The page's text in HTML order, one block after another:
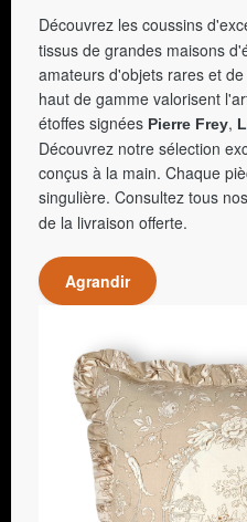
Découvrez les coussins
tissus de grandes maisons
amateurs d'objets rares et
haut de gamme valorisent
étoffes signées Pierre Frey,
Découvrez notre sélection
conçus à la main. Chaque
singulière. Consultez tous nos
de la livraison offerte.
Agrandir